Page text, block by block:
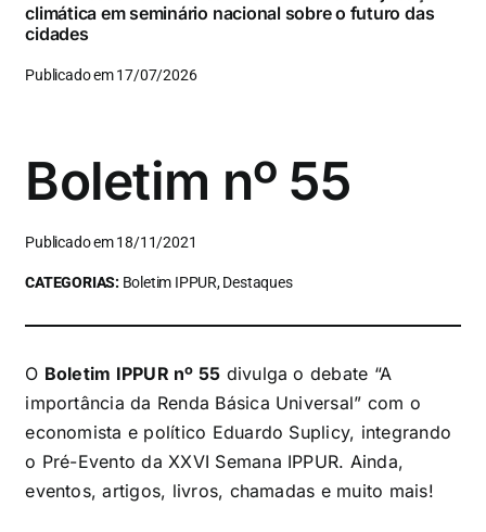
climática em seminário nacional sobre o futuro das
cidades
Publicado em 17/07/2026
Boletim nº 55
Publicado em 18/11/2021
CATEGORIAS: Boletim IPPUR, Destaques
O Boletim IPPUR nº 55 divulga o debate “A
importância da Renda Básica Universal” com o
economista e político Eduardo Suplicy, integrando
o Pré-Evento da XXVI Semana IPPUR. Ainda,
eventos, artigos, livros, chamadas e muito mais!